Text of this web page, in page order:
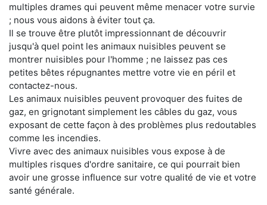
multiples drames qui peuvent même menacer votre survie
; nous vous aidons à éviter tout ça.
Il se trouve être plutôt impressionnant de découvrir
jusqu'à quel point les animaux nuisibles peuvent se
montrer nuisibles pour l'homme ; ne laissez pas ces
petites bêtes répugnantes mettre votre vie en péril et
contactez-nous.
Les animaux nuisibles peuvent provoquer des fuites de
gaz, en grignotant simplement les câbles du gaz, vous
exposant de cette façon à des problèmes plus redoutables
comme les incendies.
Vivre avec des animaux nuisibles vous expose à de
multiples risques d'ordre sanitaire, ce qui pourrait bien
avoir une grosse influence sur votre qualité de vie et votre
santé générale.